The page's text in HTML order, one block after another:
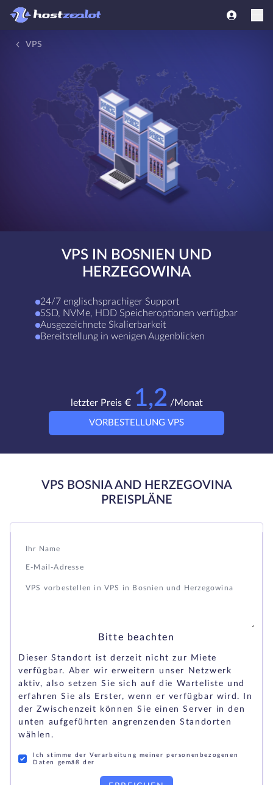
VPS
VPS IN BOSNIEN UND
HERZEGOWINA
24/7 englischsprachiger Support
SSD, NVMe, HDD Speicheroptionen verfügbar
Ausgezeichnete Skalierbarkeit
Bereitstellung in wenigen Augenblicken
letzter Preis € 1,2 /Monat
VORBESTELLUNG VPS
VPS BOSNIA AND HERZEGOVINA
PREISPLÄNE
Bitte beachten
Dieser Standort ist derzeit nicht zur Miete
verfügbar. Aber wir erweitern unser Netzwerk
aktiv, also setzen Sie sich auf die Warteliste und
erfahren Sie als Erster, wenn er verfügbar wird. In
der Zwischenzeit können Sie einen Server in den
unten aufgeführten angrenzenden Standorten
wählen.
Ich stimme der Verarbeitung meiner personenbezogenen
Daten gemäß der